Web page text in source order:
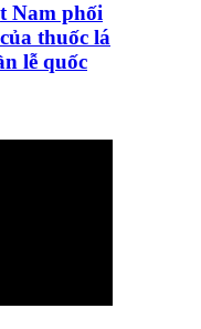
Nam phối
thuốc lá
lễ quốc